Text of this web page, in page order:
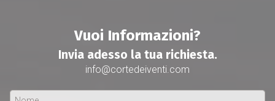
Vuoi Informazioni?
Invia adesso la tua richiesta.
info@cortedeiventi.com